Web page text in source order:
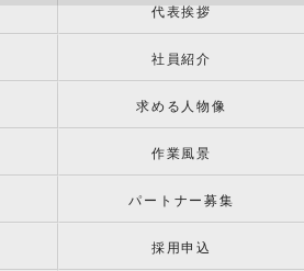
代表挨拶
社員紹介
求める人物像
作業風景
パートナー募集
採用申込